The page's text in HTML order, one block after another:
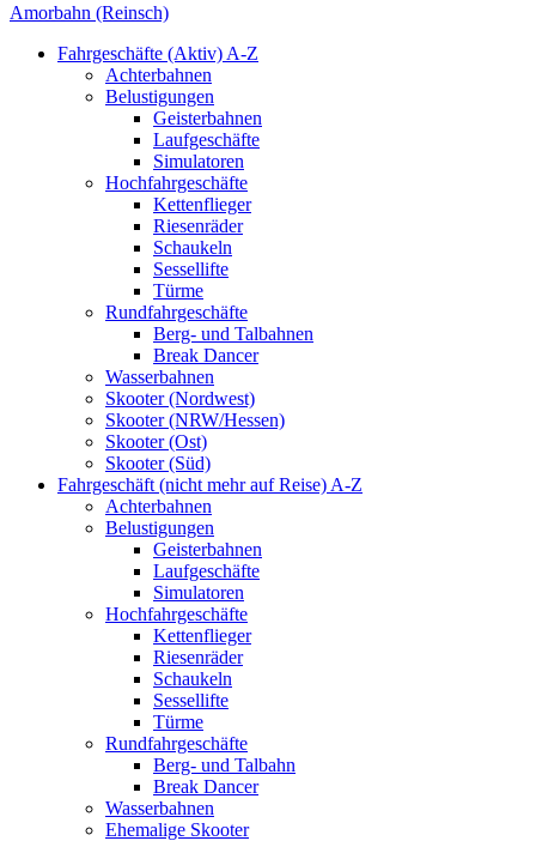
Amorbahn (Reinsch)
Fahrgeschäfte (Aktiv) A-Z
Achterbahnen
Belustigungen
Geisterbahnen
Laufgeschäfte
Simulatoren
Hochfahrgeschäfte
Kettenflieger
Riesenräder
Schaukeln
Sessellifte
Türme
Rundfahrgeschäfte
Berg- und Talbahnen
Break Dancer
Wasserbahnen
Skooter (Nordwest)
Skooter (NRW/Hessen)
Skooter (Ost)
Skooter (Süd)
Fahrgeschäft (nicht mehr auf Reise) A-Z
Achterbahnen
Belustigungen
Geisterbahnen
Laufgeschäfte
Simulatoren
Hochfahrgeschäfte
Kettenflieger
Riesenräder
Schaukeln
Sessellifte
Türme
Rundfahrgeschäfte
Berg- und Talbahn
Break Dancer
Wasserbahnen
Ehemalige Skooter